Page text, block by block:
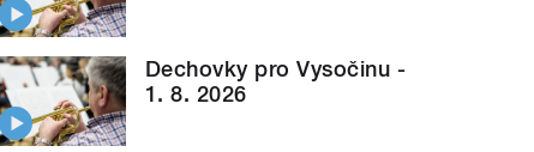
Dechovky pro Vysočinu -
1. 8. 2026